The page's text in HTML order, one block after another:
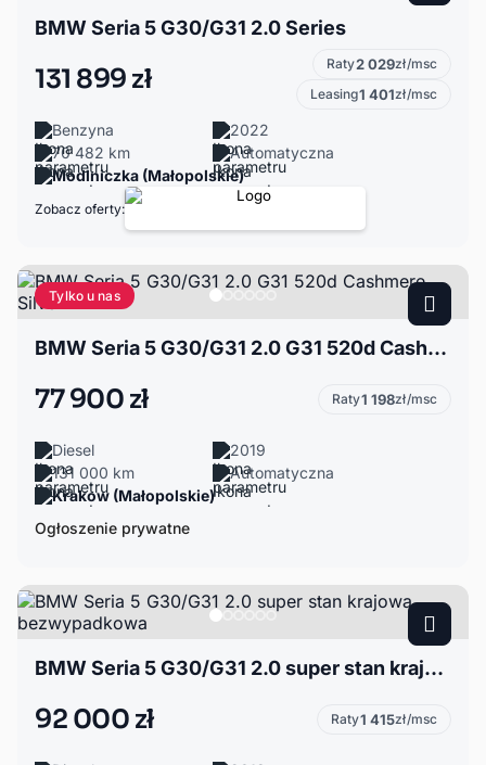
BMW Seria 5 G30/G31 2.0 Series
131 899 zł Raty2 029zł/msc
Leasing1 401zł/msc
Benzyna
2022
70 482 km
Automatyczna
Modlniczka (Małopolskie)
Zobacz oferty:
Tylko u nas
BMW Seria 5 G30/G31 2.0 G31 520d Cashmere Silver
77 900 zł Raty1 198zł/msc
Diesel
2019
131 000 km
Automatyczna
Krakow (Małopolskie)
Ogłoszenie prywatne
BMW Seria 5 G30/G31 2.0 super stan krajowa bezwypadkowa
92 000 zł Raty1 415zł/msc